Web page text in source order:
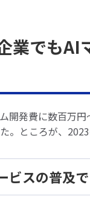
業でもAI
開発費に数百万
。ところが、
ビスの普及